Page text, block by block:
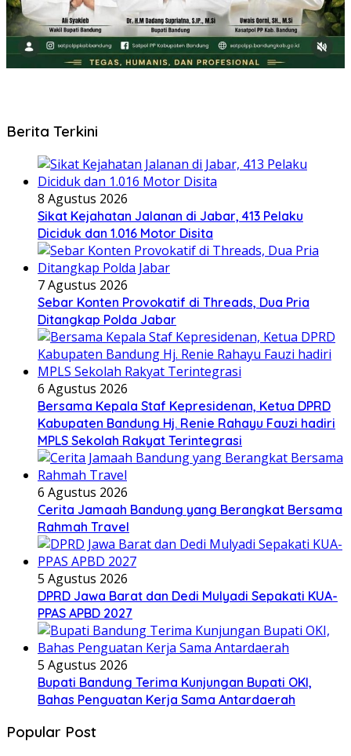
Berita Terkini
8 Agustus 2026
Sikat Kejahatan Jalanan di Jabar, 413 Pelaku
Diciduk dan 1.016 Motor Disita
7 Agustus 2026
Sebar Konten Provokatif di Threads, Dua Pria
Ditangkap Polda Jabar
6 Agustus 2026
Bersama Kepala Staf Kepresidenan, Ketua DPRD
Kabupaten Bandung Hj. Renie Rahayu Fauzi hadiri
MPLS Sekolah Rakyat Terintegrasi
6 Agustus 2026
Cerita Jamaah Bandung yang Berangkat Bersama
Rahmah Travel
5 Agustus 2026
DPRD Jawa Barat dan Dedi Mulyadi Sepakati KUA-
PPAS APBD 2027
5 Agustus 2026
Bupati Bandung Terima Kunjungan Bupati OKI,
Bahas Penguatan Kerja Sama Antardaerah
Popular Post